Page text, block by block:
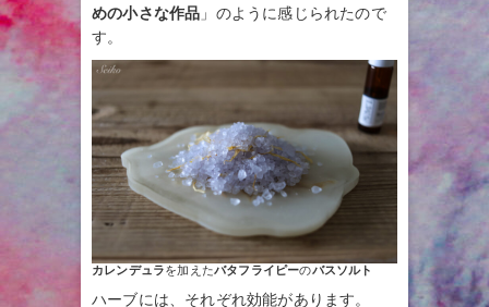
めの小さな作品 」のように感じられたので
す。
カレンデュラを加えたバタフライピーのバスソルト
ハーブには、それぞれ効能があります。